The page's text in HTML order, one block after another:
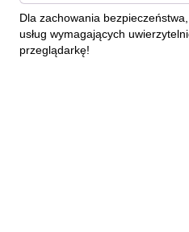
Dla zachowania
usług wymagających
przeglądarkę!